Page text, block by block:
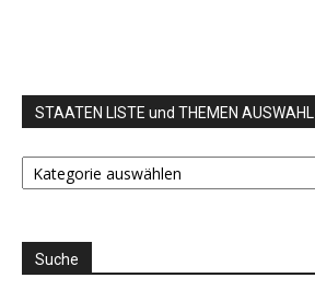
STAATEN LISTE und THEMEN AUSWAHL
STAATEN
LISTE
AUSWAHL
Suche